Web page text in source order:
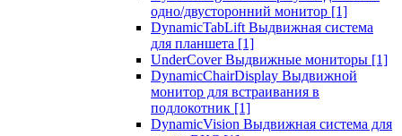
одно/двусторонний монитор [1]
DynamicTabLift Выдвижная система
для планшета [1]
UnderCover Выдвижные мониторы [1]
DynamicChairDisplay Выдвижной
монитор для встраивания в
подлокотник [1]
DynamicVision Выдвижная система для